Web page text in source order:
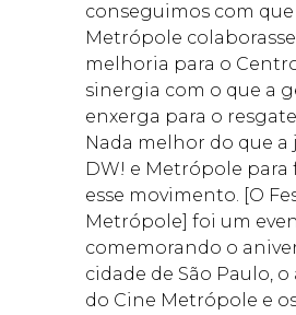
conseguimos com que
Metrópole
melhoria para o
sinergia com o que a
enxerga para o
Nada melhor do que a
DW! e Metrópole para
esse movimento. [O
Metrópole] foi um
comemorando o
cidade de São Paulo,
do Cine Metrópole e